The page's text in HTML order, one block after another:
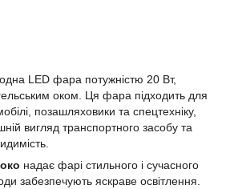
LED фара потужністю 20 Вт,
оком. Ця фара підходить для
позашляховики та спецтехніку,
вигляд транспортного засобу та
надає фарі стильного і сучасного
забезпечують яскраве освітлення.